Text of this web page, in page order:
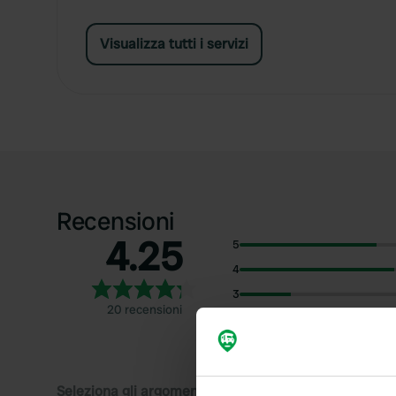
Visualizza tutti i servizi
Recensioni
4.25
20 recensioni
5
4
3
1
Seleziona gli argomenti di cui desideri leggere le